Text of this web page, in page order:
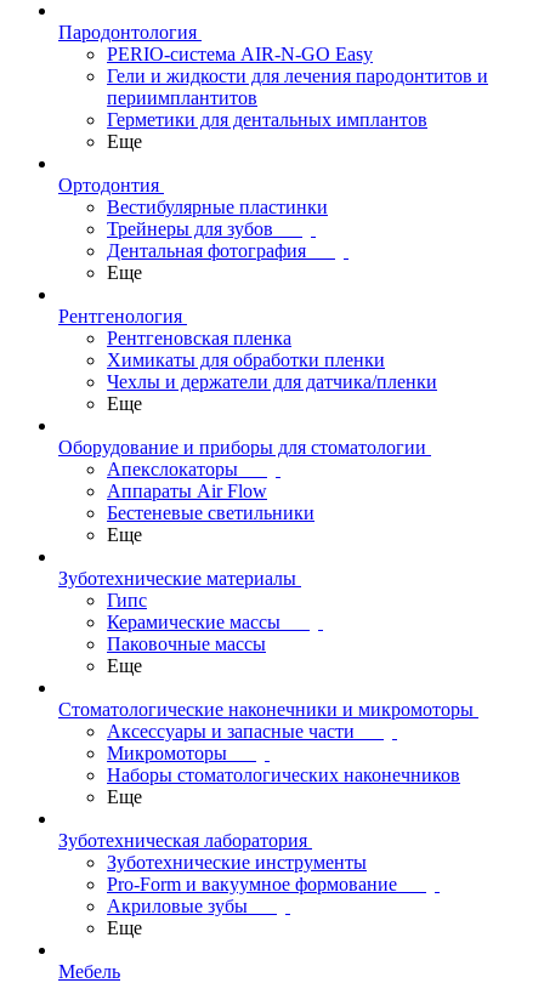
Пародонтология
PERIO-система AIR-N-GO Easy
Гели и жидкости для лечения пародонтитов и
периимплантитов
Герметики для дентальных имплантов
Еще
Ортодонтия
Вестибулярные пластинки
Трейнеры для зубов
Дентальная фотография
Еще
Рентгенология
Рентгеновская пленка
Химикаты для обработки пленки
Чехлы и держатели для датчика/пленки
Еще
Оборудование и приборы для стоматологии
Апекслокаторы
Аппараты Air Flow
Бестеневые светильники
Еще
Зуботехнические материалы
Гипс
Керамические массы
Паковочные массы
Еще
Стоматологические наконечники и микромоторы
Аксессуары и запасные части
Микромоторы
Наборы стоматологических наконечников
Еще
Зуботехническая лаборатория
Зуботехнические инструменты
Pro-Form и вакуумное формование
Акриловые зубы
Еще
Мебель